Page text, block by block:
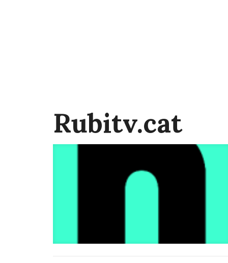
Rubitv.cat